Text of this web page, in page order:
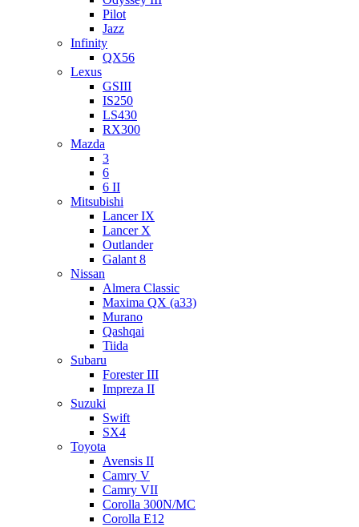
Pilot
Jazz
Infinity
QX56
Lexus
GSIII
IS250
LS430
RX300
Mazda
3
6
6 II
Mitsubishi
Lancer IX
Lancer X
Outlander
Galant 8
Nissan
Almera Classic
Maxima QX (a33)
Murano
Qashqai
Tiida
Subaru
Forester III
Impreza II
Suzuki
Swift
SX4
Toyota
Avensis II
Camry V
Camry VII
Corolla 300N/MC
Corolla E12